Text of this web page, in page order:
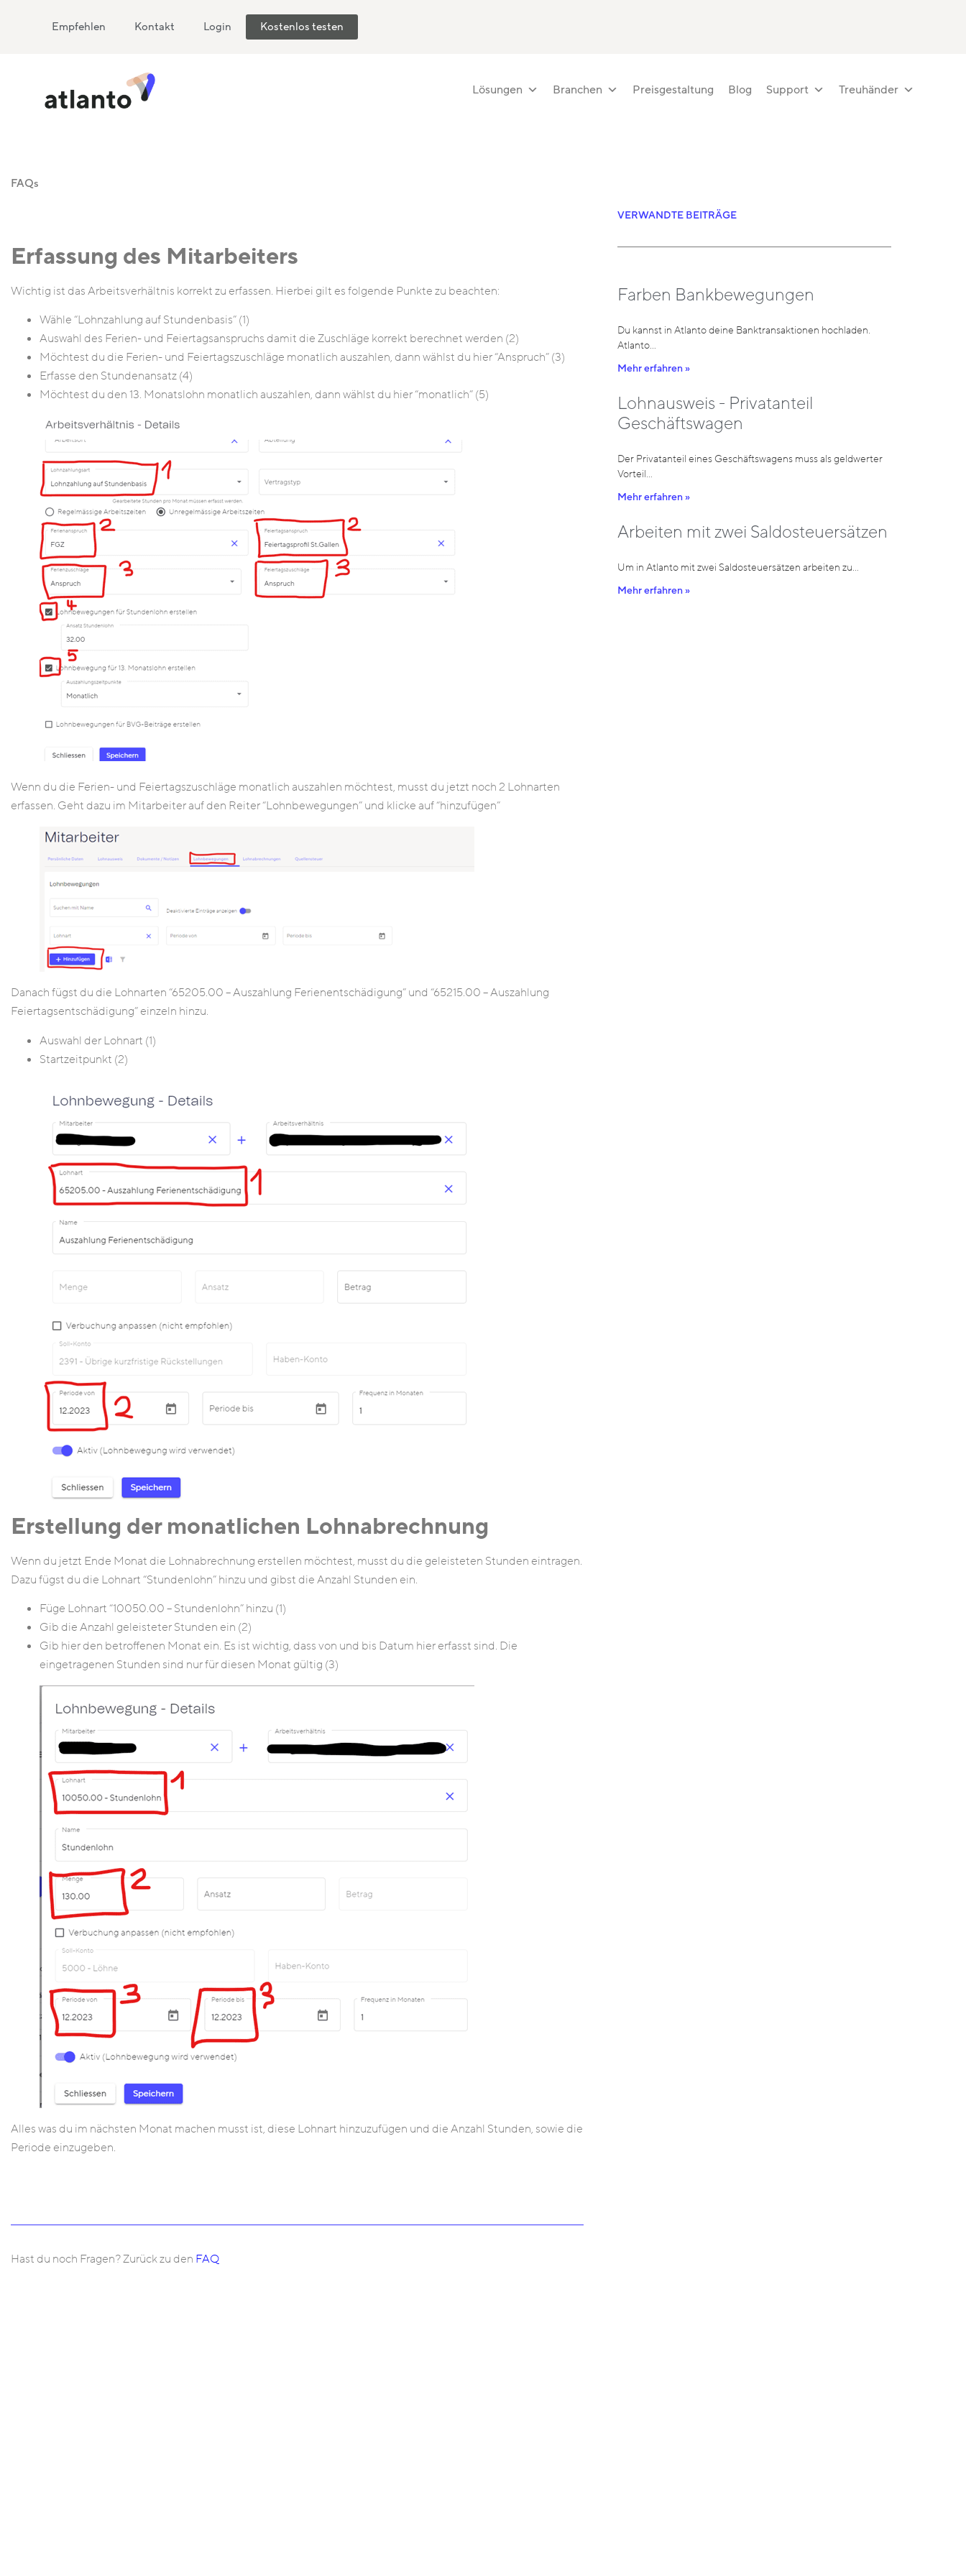
Empfehlen Kontakt Login Kostenlos testen
Lösungen Branchen Preisgestaltung Blog Support Treuhänder
FAQs
Erfassung des Mitarbeiters
Wichtig ist das Arbeitsverhältnis korrekt zu erfassen. Hierbei gilt es folgende Punkte zu beachten:
Wähle “Lohnzahlung auf Stundenbasis” (1)
Auswahl des Ferien- und Feiertagsanspruchs damit die Zuschläge korrekt berechnet werden (2)
Möchtest du die Ferien- und Feiertagszuschläge monatlich auszahlen, dann wählst du hier “Anspruch” (3)
Erfasse den Stundenansatz (4)
Möchtest du den 13. Monatslohn monatlich auszahlen, dann wählst du hier “monatlich” (5)
Wenn du die Ferien- und Feiertagszuschläge monatlich auszahlen möchtest, musst du jetzt noch 2 Lohnarten
erfassen. Geht dazu im Mitarbeiter auf den Reiter “Lohnbewegungen” und klicke auf “hinzufügen”
Danach fügst du die Lohnarten “65205.00 – Auszahlung Ferienentschädigung” und “65215.00 – Auszahlung
Feiertagsentschädigung” einzeln hinzu.
Auswahl der Lohnart (1)
Startzeitpunkt (2)
Erstellung der monatlichen Lohnabrechnung
Wenn du jetzt Ende Monat die Lohnabrechnung erstellen möchtest, musst du die geleisteten Stunden eintragen.
Dazu fügst du die Lohnart “Stundenlohn” hinzu und gibst die Anzahl Stunden ein.
Füge Lohnart “10050.00 – Stundenlohn” hinzu (1)
Gib die Anzahl geleisteter Stunden ein (2)
Gib hier den betroffenen Monat ein. Es ist wichtig, dass von und bis Datum hier erfasst sind. Die
eingetragenen Stunden sind nur für diesen Monat gültig (3)
Alles was du im nächsten Monat machen musst ist, diese Lohnart hinzuzufügen und die Anzahl Stunden, sowie die
Periode einzugeben.
Hast du noch Fragen? Zurück zu den FAQ
VERWANDTE BEITRÄGE
Farben Bankbewegungen
Du kannst in Atlanto deine Banktransaktionen hochladen.
Atlanto…
Mehr erfahren »
Lohnausweis - Privatanteil
Geschäftswagen
Der Privatanteil eines Geschäftswagens muss als geldwerter
Vorteil…
Mehr erfahren »
Arbeiten mit zwei Saldosteuersätzen
Um in Atlanto mit zwei Saldosteuersätzen arbeiten zu…
Mehr erfahren »